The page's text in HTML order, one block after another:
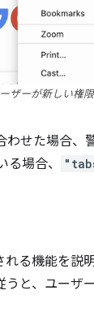
ザーが新しい権
せた場合、
場合、
る機能を説
と、ユーザ